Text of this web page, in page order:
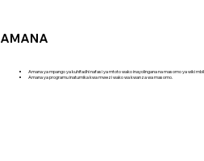
AMANA
Amana ya mpango ya kuhifadhi nafasi ya mtoto wako inayolingana na masomo ya wiki
Amana ya programu inatumika kwa mwezi wako wa kwanza wa masomo.